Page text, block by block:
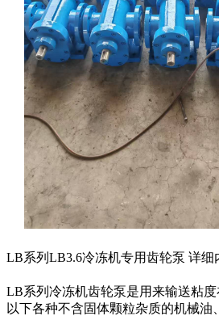
LB系列LB3.6冷冻机专用齿轮泵 详细
LB系列冷冻机齿轮泵是用来输送粘度
以下各种不含固体颗粒杂质的机械油